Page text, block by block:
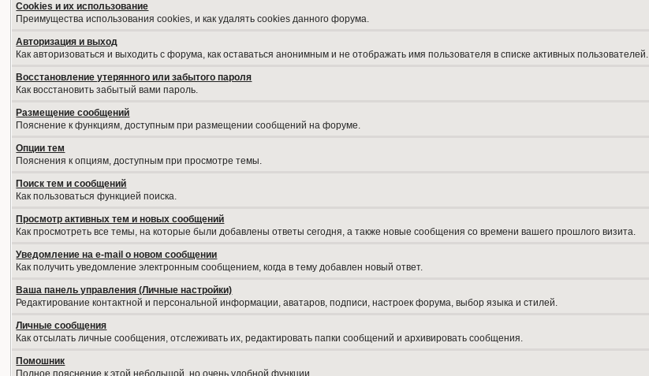
Cookies и их использование
Преимущества использования cookies, и как удалять cookies данного форума.
Авторизация и выход
Как авторизоваться и выходить с форума, как оставаться анонимным и не отображать имя пользователя в списке активных пользователей.
Восстановление утерянного или забытого пароля
Как восстановить забытый вами пароль.
Размещение сообщений
Пояснение к функциям, доступным при размещении сообщений на форуме.
Опции тем
Пояснения к опциям, доступным при просмотре темы.
Поиск тем и сообщений
Как пользоваться функцией поиска.
Просмотр активных тем и новых сообщений
Как просмотреть все темы, на которые были добавлены ответы сегодня, а также новые сообщения со времени вашего прошлого визита.
Уведомление на е-mail о новом сообщении
Как получить уведомление электронным сообщением, когда в тему добавлен новый ответ.
Ваша панель управления (Личные настройки)
Редактирование контактной и персональной информации, аватаров, подписи, настроек форума, выбор языка и стилей.
Личные сообщения
Как отсылать личные сообщения, отслеживать их, редактировать папки сообщений и архивировать сообщения.
Помошник
Полное пояснение к этой небольшой, но очень удобной функции